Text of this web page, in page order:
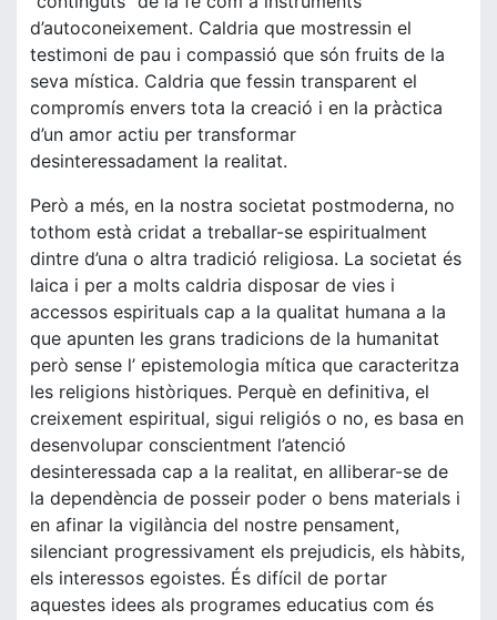
d’autoconeixement. Caldria que mostressin el
testimoni de pau i compassió que són fruits de la
seva mística. Caldria que fessin transparent el
compromís envers tota la creació i en la pràctica
d’un amor actiu per transformar
desinteressadament la realitat.
Però a més, en la nostra societat postmoderna, no
tothom està cridat a treballar-se espiritualment
dintre d’una o altra tradició religiosa. La societat és
laica i per a molts caldria disposar de vies i
accessos espirituals cap a la qualitat humana a la
que apunten les grans tradicions de la humanitat
però sense l’ epistemologia mítica que caracteritza
les religions històriques. Perquè en definitiva, el
creixement espiritual, sigui religiós o no, es basa en
desenvolupar conscientment l’atenció
desinteressada cap a la realitat, en alliberar-se de
la dependència de posseir poder o bens materials i
en afinar la vigilància del nostre pensament,
silenciant progressivament els prejudicis, els hàbits,
els interessos egoistes. És difícil de portar
aquestes idees als programes educatius com és